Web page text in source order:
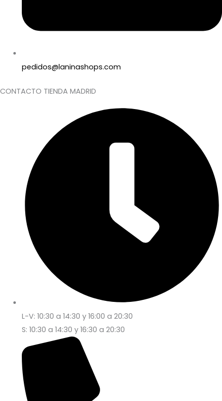
pedidos@laninashops.com
CONTACTO TIENDA MADRID
L-V: 10:30 a 14:30 y 16:00 a 20:30
S: 10:30 a 14:30 y 16:30 a 20:30